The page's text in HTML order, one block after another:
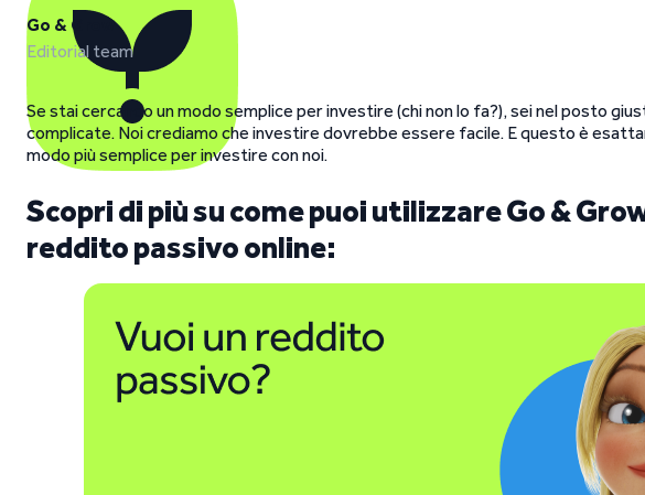
Go & Grow
Editorial team
Se stai cercando un modo semplice per investire (chi non lo fa?), sei nel posto
complicate. Noi crediamo che investire dovrebbe essere facile. E questo è
modo più semplice per investire con noi.
Scopri di più su come puoi utilizzare Go &
reddito passivo online: